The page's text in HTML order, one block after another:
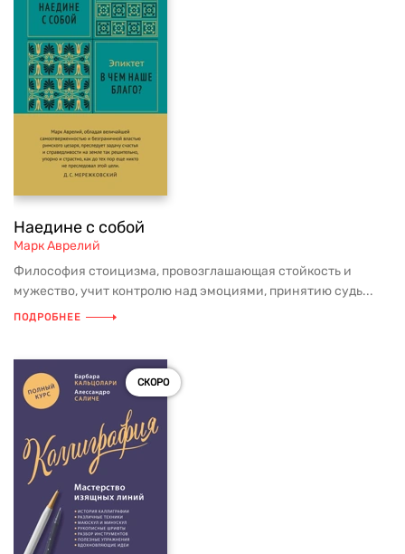
Наедине с собой
Марк Аврелий
Философия стоицизма, провозглашающая стойкость и
мужество, учит контролю над эмоциями, принятию судь...
ПОДРОБНЕЕ
СКОРО